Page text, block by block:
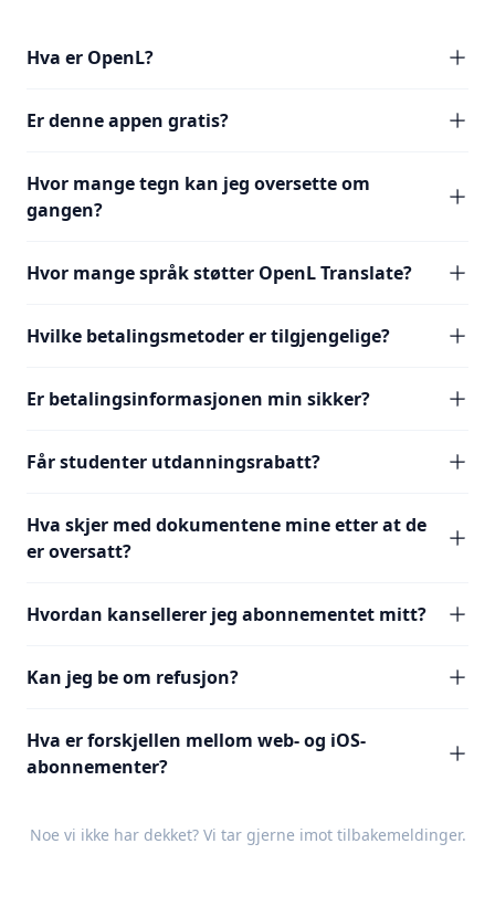
Hva er OpenL?
Er denne appen gratis?
Hvor mange tegn kan jeg oversette om
gangen?
Hvor mange språk støtter OpenL Translate?
Hvilke betalingsmetoder er tilgjengelige?
Er betalingsinformasjonen min sikker?
Får studenter utdanningsrabatt?
Hva skjer med dokumentene mine etter at de
er oversatt?
Hvordan kansellerer jeg abonnementet mitt?
Kan jeg be om refusjon?
Hva er forskjellen mellom web- og iOS-
abonnementer?
Noe vi ikke har dekket? Vi tar gjerne imot tilbakemeldinger.